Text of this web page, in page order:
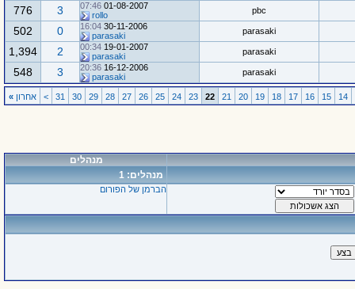
pbc
01-08-2007
07:46
rollo
3
776
parasaki
30-11-2006
16:04
parasaki
0
502
parasaki
19-01-2007
00:34
parasaki
2
1,394
parasaki
16-12-2006
20:36
parasaki
3
548
14
15
16
17
18
19
20
21
22
23
24
25
26
27
28
29
30
31
> אחרון »
מנהלים
מנהלים: 1
הברמן של הפורום